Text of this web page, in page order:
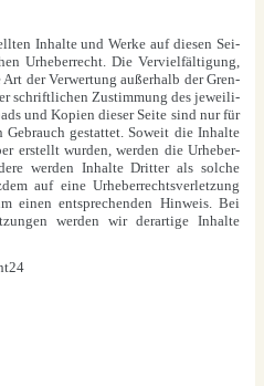
Inhal­te und Wer­ke auf die­sen Sei­
Urhe­ber­recht. Die Ver­viel­fäl­ti­gung,
der Ver­wer­tung außer­halb der Gren­
schrift­li­chen Zustim­mung des jewei­li­
und Kopien die­ser Sei­te sind nur für
gestat­tet. Soweit die Inhal­te
erstellt wur­den, wer­den die Urhe­ber­
wer­den Inhal­te Drit­ter als sol­che
auf eine Urhe­ber­rechts­ver­let­zung
einen ent­spre­chen­den Hin­weis. Bei
wer­den wir der­ar­ti­ge Inhal­te